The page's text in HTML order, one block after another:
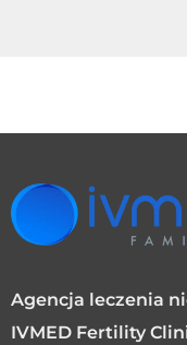
Agencja leczenia
IVMED Fertility